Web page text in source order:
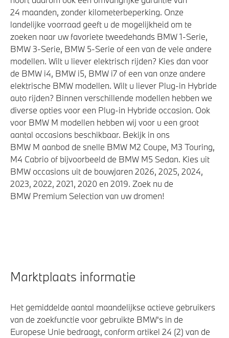
24 maanden, zonder kilometerbeperking. Onze
landelijke voorraad geeft u de mogelijkheid om te
zoeken naar uw favoriete tweedehands BMW 1-Serie,
BMW 3-Serie, BMW 5-Serie of een van de vele andere
modellen. Wilt u liever elektrisch rijden? Kies dan voor
de BMW i4, BMW i5, BMW i7 of een van onze andere
elektrische BMW modellen. Wilt u liever Plug-in Hybride
auto rijden? Binnen verschillende modellen hebben we
diverse opties voor een Plug-in Hybride occasion. Ook
voor BMW M modellen hebben wij voor u een groot
aantal occasions beschikbaar. Bekijk in ons
BMW M aanbod de snelle BMW M2 Coupe, M3 Touring,
M4 Cabrio of bijvoorbeeld de BMW M5 Sedan. Kies uit
BMW occasions uit de bouwjaren 2026, 2025, 2024,
2023, 2022, 2021, 2020 en 2019. Zoek nu de
BMW Premium Selection van uw dromen!
Marktplaats informatie
Het gemiddelde aantal maandelijkse actieve gebruikers
van de zoekfunctie voor gebruikte BMW's in de
Europese Unie bedraagt, conform artikel 24 (2) van de